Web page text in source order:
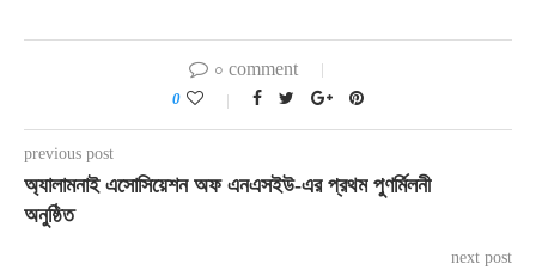
০ comment
0
previous post
অ্যালামনাই এসোসিয়েশন অফ এনএসইউ-এর প্রথম পুণর্মিলনী
অনুষ্ঠিত
next post